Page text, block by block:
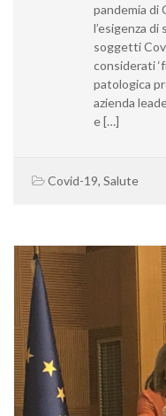
pandemia di
l’esigenza
soggetti
considerati
patologica
azienda
e […]
Covid-19, Salute